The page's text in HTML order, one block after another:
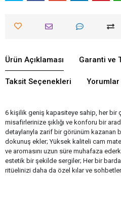
Ürün Açıklaması Garanti ve
Taksit Seçenekleri Yorumlar
6 kişilik geniş kapasiteye sahip, her bir
misafirlerinize şıklığı ve konforu bir
detaylarıyla zarif bir görünüm kazanan
dokunuş ekler; Yüksek kaliteli cam
ve aromasını uzun süre muhafaza
estetik bir şekilde sergiler; Her bir
ritüelinizi daha da özel kılar ve